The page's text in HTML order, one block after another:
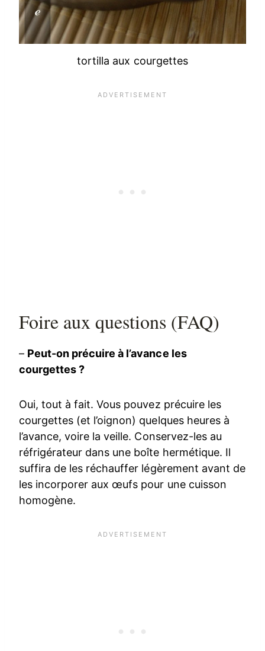
tortilla aux courgettes
Foire aux questions (FAQ)
– Peut-on précuire à l’avance les
courgettes ?
Oui, tout à fait. Vous pouvez précuire les
courgettes (et l’oignon) quelques heures à
l’avance, voire la veille. Conservez-les au
réfrigérateur dans une boîte hermétique. Il
suffira de les réchauffer légèrement avant de
les incorporer aux œufs pour une cuisson
homogène.